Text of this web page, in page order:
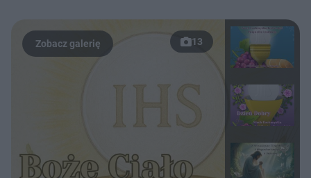
13